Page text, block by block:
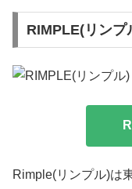
RIMPLE(リンプ
Rimple(リンプル)は